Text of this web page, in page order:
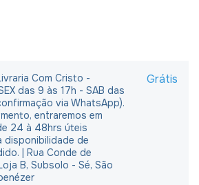
Com Cristo -
das 9 às 17h - SAB das
via WhatsApp).
entraremos em
24 à 48hrs úteis
disponibilidade de
| Rua Conde de
B, Subsolo - Sé, São
Grátis